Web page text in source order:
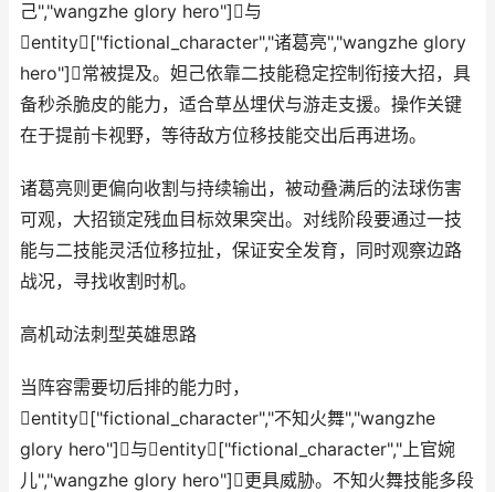
己","wangzhe glory hero"]与
entity["fictional_character","诸葛亮","wangzhe glory
hero"]常被提及。妲己依靠二技能稳定控制衔接大招，具
备秒杀脆皮的能力，适合草丛埋伏与游走支援。操作关键
在于提前卡视野，等待敌方位移技能交出后再进场。
诸葛亮则更偏向收割与持续输出，被动叠满后的法球伤害
可观，大招锁定残血目标效果突出。对线阶段要通过一技
能与二技能灵活位移拉扯，保证安全发育，同时观察边路
战况，寻找收割时机。
高机动法刺型英雄思路
当阵容需要切后排的能力时，
entity["fictional_character","不知火舞","wangzhe
glory hero"]与entity["fictional_character","上官婉
儿","wangzhe glory hero"]更具威胁。不知火舞技能多段